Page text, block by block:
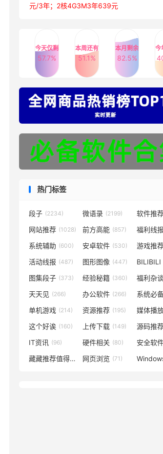
元/3年；2核4G3M3年639元
今天仅剩
57.7%
本周还有
51.1%
本月剩余
82.5%
今
热门标签
段子 (2234) 微语录 (2199) 软件推
网站推荐 (1028) 前方高能 (857) 福利线报
系统辅助 (600) 安卓软件 (530) 游戏推
活动线报 (487) 图形图像 (447) BILIBILI
图集段子 (373) 经验秘籍 (360) 福利杂谈
天天见 (266) 办公软件 (266) 系统必
单机游戏 (214) 资源推荐 (195) 媒体播
这个好诶 (160) 上传下载 (149) 源码推
IT资讯 (96) 硬件相关 (80) 安全软
藏藏推荐值得一看 (73)
网页浏览 (71)